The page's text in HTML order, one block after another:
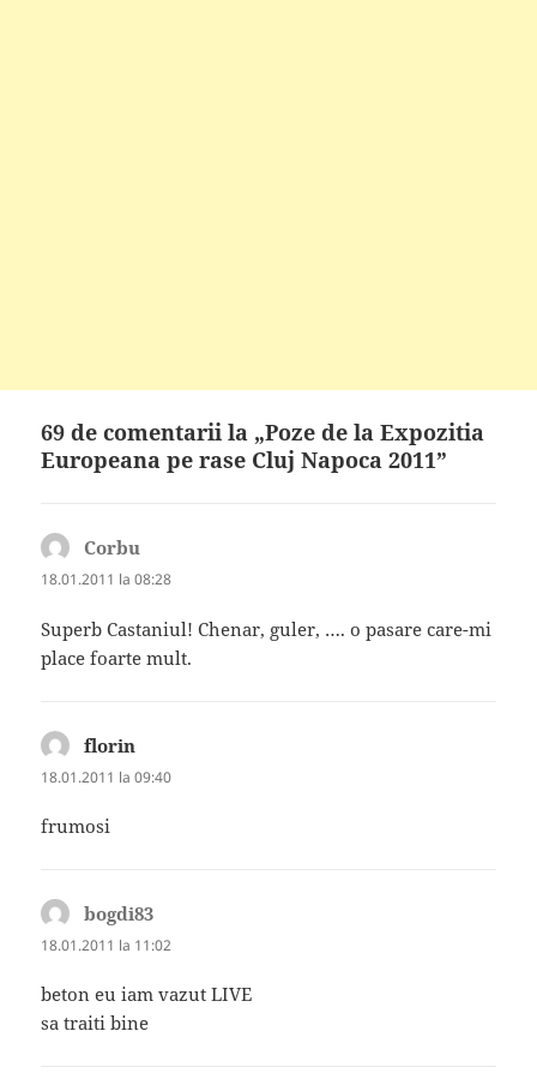
69 de comentarii la „Poze de la Expozitia
Europeana pe rase Cluj Napoca 2011”
Corbu
18.01.2011 la 08:28
Superb Castaniul! Chenar, guler, …. o pasare care-mi
place foarte mult.
florin
18.01.2011 la 09:40
frumosi
bogdi83
18.01.2011 la 11:02
beton eu iam vazut LIVE
sa traiti bine